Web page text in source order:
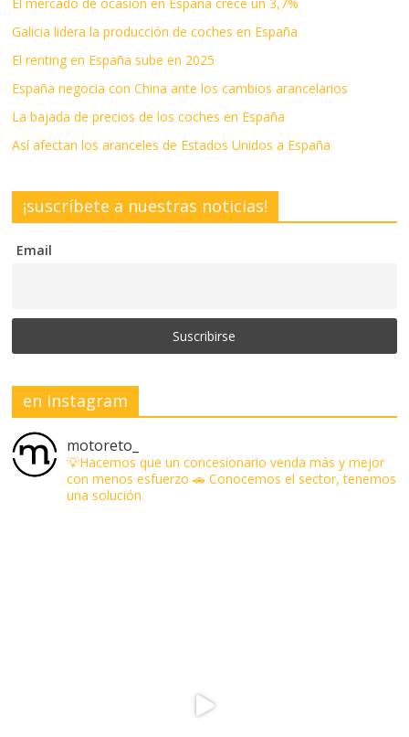
Galicia lidera la producción de coches en España
El renting en España sube en 2025
España negocia con China ante los cambios arancelarios
La bajada de precios de los coches en España
Así afectan los aranceles de Estados Unidos a España
¡suscríbete a nuestras noticias!
Email
en Instagram
motoreto_
💡Hacemos que un concesionario venda más y mejor
con menos esfuerzo 🚗 Conocemos el sector, tenemos
una solución